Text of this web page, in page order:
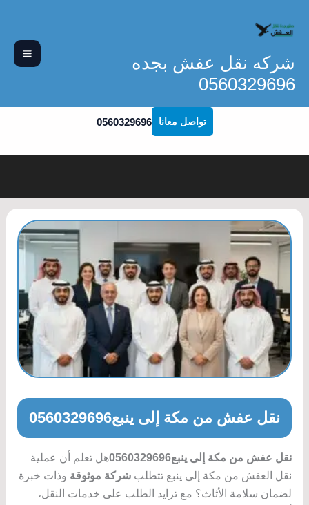
شركه نقل عفش بجده
0560329696
تواصل معانا 0560329696
نقل عفش من مكة إلى ينبع0560329696
نقل عفش من مكة إلى ينبع0560329696
هل تعلم أن عملية
نقل العفش من مكة إلى ينبع تتطلب شركة موثوقة وذات خبرة
لضمان سلامة الأثاث؟ مع تزايد الطلب على خدمات النقل،